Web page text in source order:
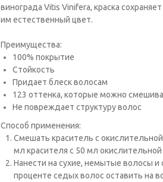
винограда Vitis Vinifera, краска
им естественный цвет.
Преимущества:
100% покрытие
Стойкость
Придает блеск волосам
123 оттенка, которые можно
Не повреждает структуру волос
Способ применения:
Cмешать краситель с
мл красителя с 50 мл
Нанести на сухие, немытые волосы
проценте седых волос оставить на